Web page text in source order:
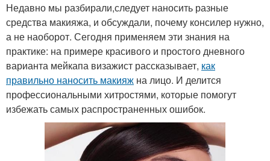
Недавно мы разбирали,следует наносить разные
средства макияжа, и обсуждали, почему консилер нужно,
а не наоборот. Сегодня применяем эти знания на
практике: на примере красивого и простого дневного
варианта мейкапа визажист рассказывает, как
правильно наносить макияж на лицо. И делится
профессиональными хитростями, которые помогут
избежать самых распространенных ошибок.